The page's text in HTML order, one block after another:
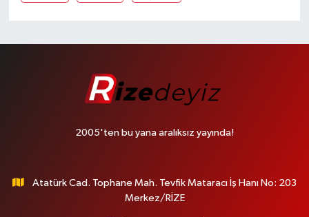
2005'ten bu yana aralıksız yayında!
Atatürk Cad. Tophane Mah. Tevfik Mataracı İş Hanı No: 203
Merkez/RİZE